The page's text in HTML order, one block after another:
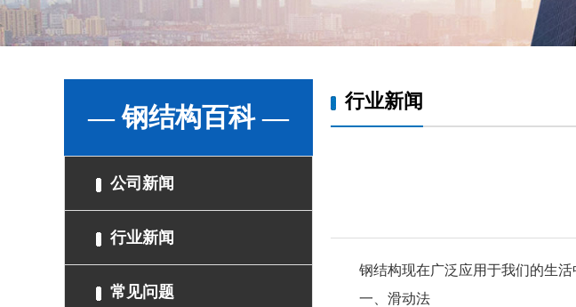
— 钢结构百科 —
公司新闻
行业新闻
常见问题
行业新闻
钢结构现在广泛应用于我们的生活
一、滑动法